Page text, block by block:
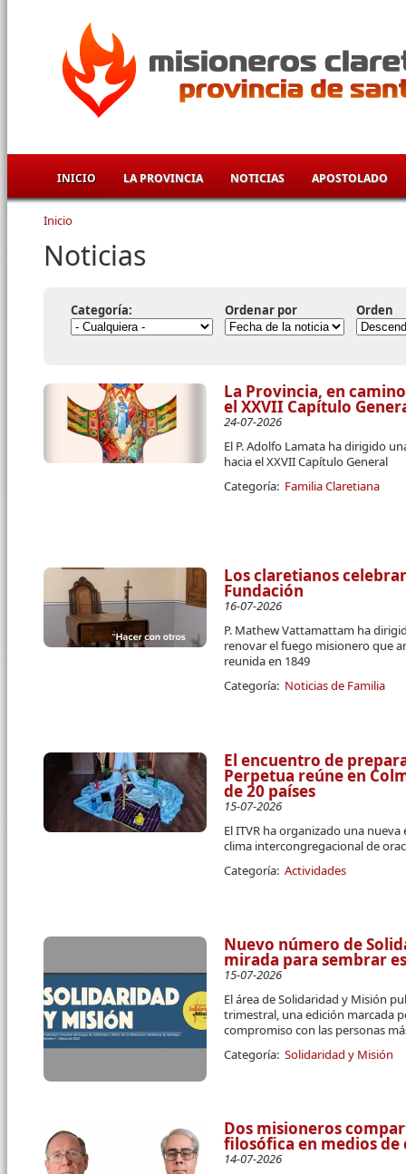
INICIO LA PROVINCIA NOTICIAS APOSTOLADO
Se encuentra usted aquí
Inicio
Noticias
Categoría: Ordenar por Orden
La Provincia, en
el XXVII Capítulo
24-07-2026
El P. Adolfo Lamata ha dirigido
hacia el XXVII Capítulo General
Categoría: Familia Claretiana
Los claretianos
Fundación
16-07-2026
P. Mathew Vattamattam ha
renovar el fuego misionero que
reunida en 1849
Categoría: Noticias de Familia
El encuentro de
Perpetua reúne en
de 20 países
15-07-2026
El ITVR ha organizado una
clima intercongregacional de
Categoría: Actividades
Nuevo número de
mirada para sembrar
15-07-2026
El área de Solidaridad y Misión
trimestral, una edición marcada
compromiso con las personas
Categoría: Solidaridad y Misión
Dos misioneros
filosófica en medios
14-07-2026